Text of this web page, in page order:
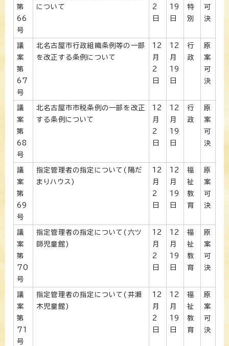
第
66
号
について
2
日
19
日
特
別
可
決
議
案
第
67
号
北名古屋市行政組織条例等の一部
を改正する条例について
12
月
2
日
12
月
19
日
行
政
原
案
可
決
議
案
第
68
号
北名古屋市市税条例の一部を改正
する条例について
12
月
2
日
12
月
19
日
行
政
原
案
可
決
議
案
第
69
号
指定管理者の指定について(陽だ
まりハウス)
12
月
2
日
12
月
19
日
福
祉
教
育
原
案
可
決
議
案
第
70
号
指定管理者の指定について(六ツ
師児童館)
12
月
2
日
12
月
19
日
福
祉
教
育
原
案
可
決
議
案
第
71
号
指定管理者の指定について(井瀬
木児童館)
12
月
2
日
12
月
19
日
福
祉
教
育
原
案
可
決